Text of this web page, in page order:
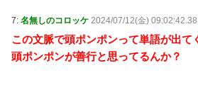
7: 名無しのコロッケ 2024/07/12(金)
この文脈で頭ポンポンって単語が出て
頭ポンポンが善行と思ってるんか？